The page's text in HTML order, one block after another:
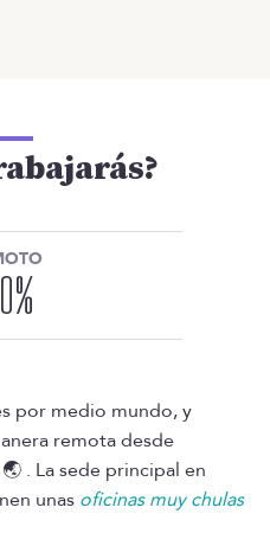
%
por medio mundo, y
remota desde
. La sede principal en
unas oficinas muy chulas